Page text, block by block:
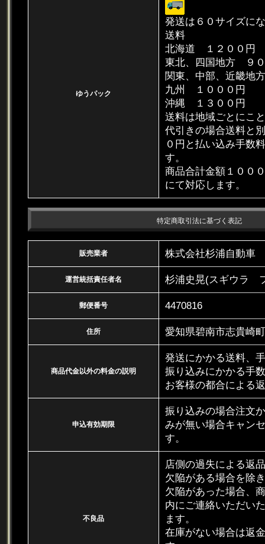
ゆうパック
発送は６０サイズに
送料
北海道 １２００円
東北、四国地方 ９
関東、中部、近畿地
九州 １０００円
沖縄 １３００円
送料は地域ごとにこ
代引きの場合送料と
０円と払い込み手数
す。
商品合計金額１００
にて対応します。
特定商取引法に基づく表記
販売業者 株式会社杉浦自動車
運営統括責任者名 杉浦史晃(スギウラ
郵便番号 4470816
住所 愛知県碧南市志貴崎
商品代金以外の料金の説明
発送にかかる送料、
振り込みにかかる手
お客様の都合による
申込有効期限
振り込みの場合注文
みが無い場合キャン
す。
不良品
店側の過失による返
欠陥がある場合を除
欠陥があった場合、
内にご連絡いただい
ます。
在庫がない場合は返